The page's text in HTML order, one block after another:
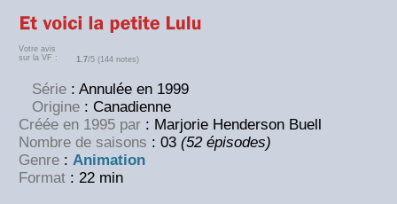
Votre avis
sur la VF :
1.7/5 (144 notes)
Série : Annulée en 1999
Origine : Canadienne
Créée en 1995 par : Marjorie Henderson Buell
Nombre de saisons : 03 (52 épisodes)
Genre : Animation
Format : 22 min